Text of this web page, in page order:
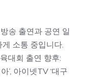
송 출연과 공연 일
소통 중입니다.
대회 출연 향후:
’, 아이넷TV ‘대구